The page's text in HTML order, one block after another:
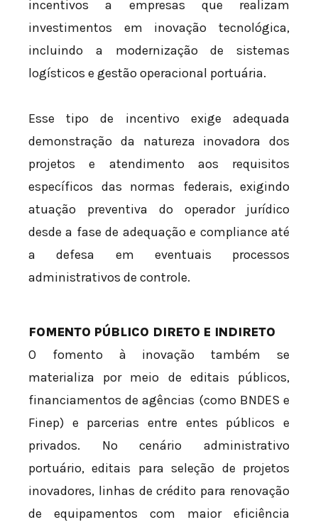
incentivos a empresas que realizam
investimentos em inovação tecnológica,
incluindo a modernização de sistemas
logísticos e gestão operacional portuária.
Esse tipo de incentivo exige adequada
demonstração da natureza inovadora dos
projetos e atendimento aos requisitos
específicos das normas federais, exigindo
atuação preventiva do operador jurídico
desde a fase de adequação e compliance até
a defesa em eventuais processos
administrativos de controle.
FOMENTO PÚBLICO DIRETO E INDIRETO
O fomento à inovação também se
materializa por meio de editais públicos,
financiamentos de agências (como BNDES e
Finep) e parcerias entre entes públicos e
privados. No cenário administrativo
portuário, editais para seleção de projetos
inovadores, linhas de crédito para renovação
de equipamentos com maior eficiência